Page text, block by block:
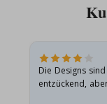
Die Designs sind
entzückend,